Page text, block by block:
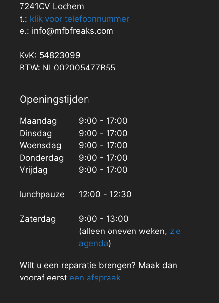
7241CV Lochem
t.: klik voor telefoonnummer
e.: info@mfbfreaks.com
KvK: 54823099
BTW: NL002005477B55
Openingstijden
Maandag
Dinsdag
Woensdag
Donderdag
Vrijdag
lunchpauze
Zaterdag
9:00 - 17:00
9:00 - 17:00
9:00 - 17:00
9:00 - 17:00
9:00 - 17:00
12:00 - 12:30
9:00 - 13:00
(alleen oneven weken, zie
agenda)
Wilt u een reparatie brengen? Maak dan
vooraf eerst een afspraak.